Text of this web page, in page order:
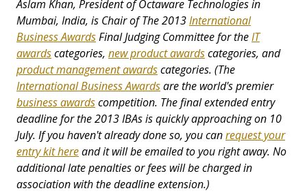
Aslam Khan, President of Octaware Technologies in
Mumbai, India, is Chair of The 2013International
Business AwardsFinal Judging Committee for theIT
awardscategories, new product awardscategories, and
product management awardscategories. (The
International Business Awardsare the world's premier
business awardscompetition. The final extended entry
deadline for the 2013 IBAs is quickly approaching on 10
July. If you haven't already done so, you canrequest your
entry kit hereand it will be emailed to you right away. No
additional late penalties or fees will be charged in
association with the deadline extension.)